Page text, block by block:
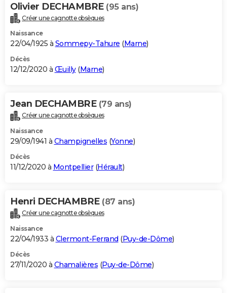
Olivier DECHAMBRE (95 ans)
Créer une cagnotte obsèques
Naissance
22/04/1925 à Sommepy-Tahure (Marne)
Décès
12/12/2020 à Œuilly(Marne)
Jean DECHAMBRE (79 ans)
Créer une cagnotte obsèques
Naissance
29/09/1941 à Champignelles (Yonne)
Décès
11/12/2020 à Montpellier(Hérault)
Henri DECHAMBRE (87 ans)
Créer une cagnotte obsèques
Naissance
22/04/1933 à Clermont-Ferrand (Puy-de-Dôme)
Décès
27/11/2020 à Chamalières (Puy-de-Dôme)